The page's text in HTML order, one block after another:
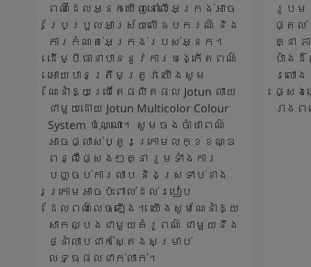
ពណ៌ដែលអ្នកឃើញនៅលើអេក្រង់អាច
ប្រែប្រួលអាស្រ័យលើឧបករណ៍ និង
ការកំណត់អេក្រង់របស់អ្នក។
ដើម្បីធានាបាននូវការបង្កើតពណ៌
អោយបានត្រឹមត្រូវ យើងសូម
ណែនាំឱ្យប្រើតែផលិតផល Jotun លាយ
ជាមួយដោយ Jotun Multicolor Colour
System ប៉ុណ្ណោះ។ សូមចងចាំថាពណ៌
អាចផ្លាស់ប្តូរក្រោមលក្ខខណ្ឌ
ពន្លឺផ្សេងៗគ្នា រួមទាំងការ
បញ្ចប់ការលាប និងស្រទាប់ខាង
ក្រោមអាចប៉ះពាល់ដល់របៀប
ដែលពណ៌លេចឡើង។ យើងសូមណែនាំឱ្យ
សាកល្បងជាមួយគំរូពណ៌ ជាមួយនឹង
ថ្នាំលាបជាក់ស្តែងសម្រាប់
លទ្ធផលជាក់លាក់។
រូបម
ផ្តល់
គ្នា
បាំង
រលោ
ផ្សេ
រាង